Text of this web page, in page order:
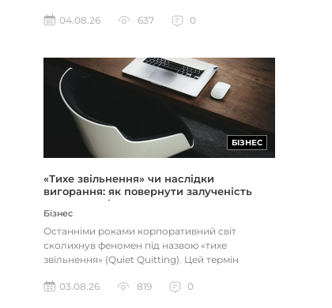
04.08.26
637 0
БІЗНЕС
«Тихе звільнення» чи наслідки
вигорання: як повернути залученість
через сенс і мету
Бізнес
Останніми роками корпоративний світ
сколихнув феномен під назвою «тихе
звільнення» (Quiet Quitting). Цей термін
03.08.26
819 0